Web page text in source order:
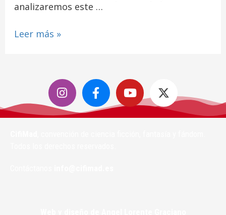
analizaremos este …
Leer más »